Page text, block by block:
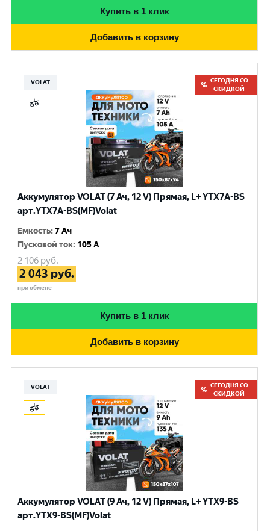
Купить в 1 клик
Добавить в корзину
VOLAT
СЕГОДНЯ СО
СКИДКОЙ
Аккумулятор VOLAT (7 Ач, 12 V) Прямая, L+ YTX7A-BS
арт.YTX7A-BS(MF)Volat
Емкость:7 Ач
Пусковой ток: 105 A
2 106руб.
2 043 руб.
при обмене
Купить в 1 клик
Добавить в корзину
VOLAT
СЕГОДНЯ СО
СКИДКОЙ
Аккумулятор VOLAT (9 Ач, 12 V) Прямая, L+ YTX9-BS
арт.YTX9-BS(MF)Volat